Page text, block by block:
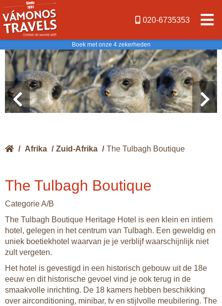
020-6735353
Boek met onze 4 zekerheden
/ Afrika / Zuid-Afrika / The Tulbagh Boutique
The Tulbagh Boutique
Categorie A/B
The Tulbagh Boutique Heritage Hotel is een klein en intiem
hotel, gelegen in het centrum van Tulbagh. Een geweldig en
uniek boetiekhotel waarvan je je verblijf waarschijnlijk niet
zult vergeten.
Het hotel is gevestigd in een historisch gebouw uit de 18e
eeuw en dit historische gevoel vind je ook terug in de
smaakvolle inrichting. De 18 kamers hebben beschikking
over airconditioning, minibar, tv en stijlvolle meubilering. The